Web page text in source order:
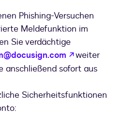
Phishing-Versuchen
Meldefunktion im
Sie verdächtige
wird in
weiter
anschließend sofort aus
Sicherheitsfunktionen